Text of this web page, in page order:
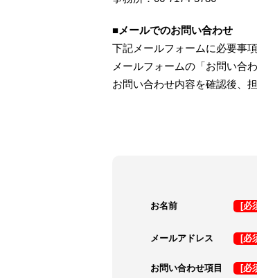
■メールでのお問い合わせ
下記メールフォームに必要事
メールフォームの「お問い合
お問い合わせ内容を確認後、
お名前 [必
メールアドレス [必
お問い合わせ項目 [必